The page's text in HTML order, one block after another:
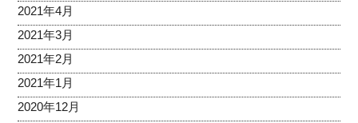
2021年4月
2021年3月
2021年2月
2021年1月
2020年12月